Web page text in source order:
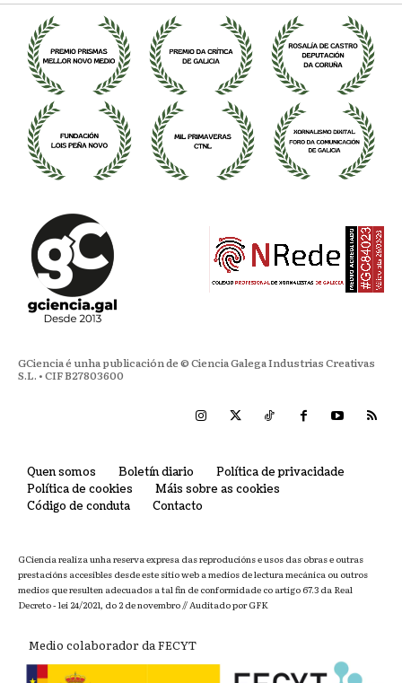
GCiencia é unha publicación de © Ciencia Galega Industrias Creativas
S.L. • CIF B27803600
Quen somos Boletín diario
Política de privacidade
Política de cookies
Máis sobre as cookies
Código de conduta
Contacto
GCiencia realiza unha reserva expresa das reproducións e usos das obras e outras
prestacións accesibles desde este sitio web a medios de lectura mecánica ou outros
medios que resulten adecuados a tal fin de conformidade co artigo 67.3 da Real
Decreto - lei 24/2021, do 2 de novembro // Auditado por GFK
Medio colaborador da FECYT